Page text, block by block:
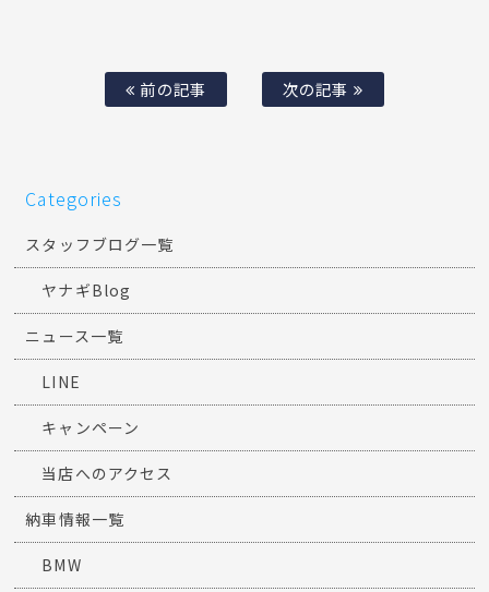
前の記事 次の記事
Categories
スタッフブログ一覧
ヤナギBlog
ニュース一覧
LINE
キャンペーン
当店へのアクセス
納車情報一覧
BMW